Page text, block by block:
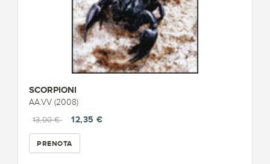
SCORPIONI
AA.VV (2008)
13,00 €
12,35 €
PRENOTA